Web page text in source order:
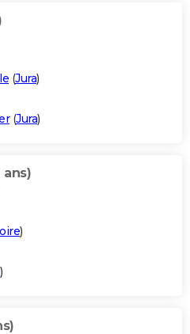
(Jura)
(Jura)
ans)
)
)